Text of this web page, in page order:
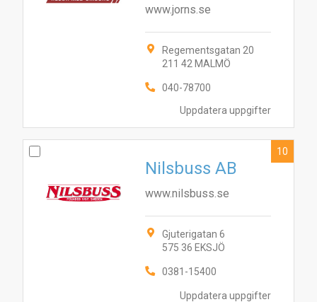
Uppdatera uppgifter
www.jorns.se
Regementsgatan 20
211 42 MALMÖ
040-78700
Uppdatera uppgifter
Nilsbuss AB
www.nilsbuss.se
Gjuterigatan 6
575 36 EKSJÖ
0381-15400
10